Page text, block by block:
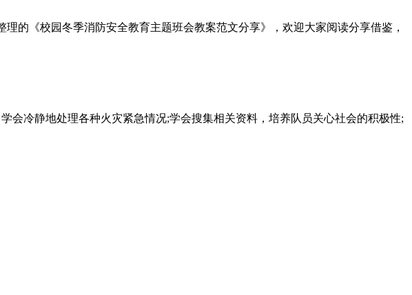
的《校园冬季消防安全教育主题班会教案范文分享》，欢迎大家阅读分享借鉴，
会冷静地处理各种火灾紧急情况;学会搜集相关资料，培养队员关心社会的积极性;